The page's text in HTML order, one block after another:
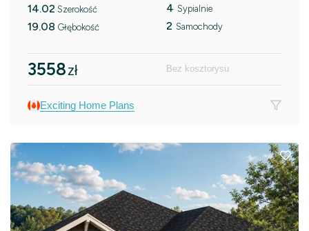
14.02 Szerokość
19.08 Głębokość
4 Sypialnie
2 Samochody
3558zł Bez kosztorysu
Exciting Home Plans